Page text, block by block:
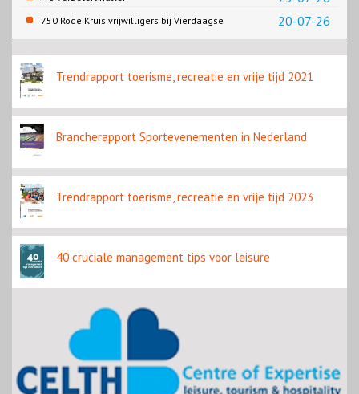
20-07-26
750 Rode Kruis vrijwilligers bij Vierdaagse
Nijmegen
Trendrapport toerisme, recreatie en vrije tijd 2021
Brancherapport Sportevenementen in Nederland
Trendrapport toerisme, recreatie en vrije tijd 2023
40 cruciale management tips voor leisure